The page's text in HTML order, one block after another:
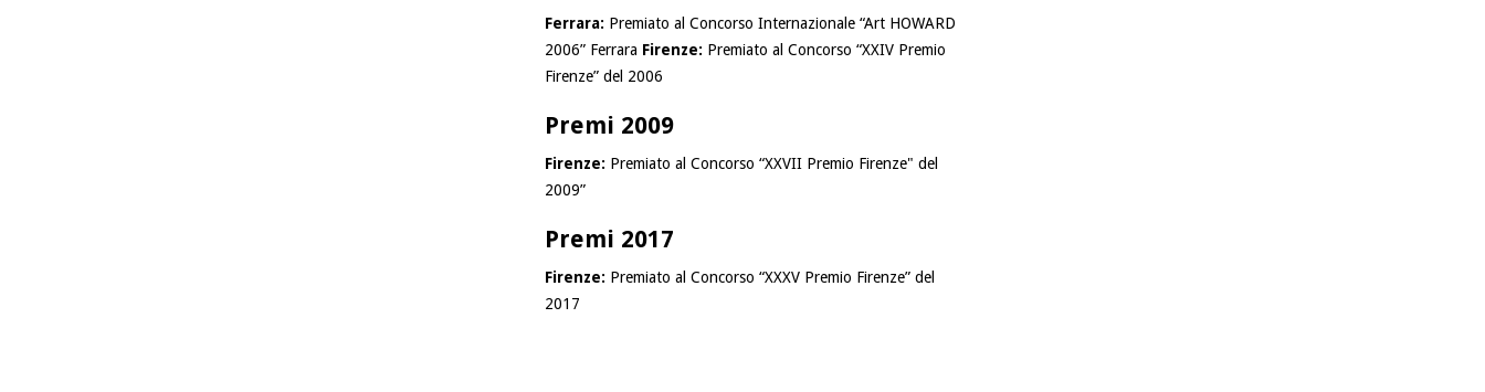
Ferrara: Premiato al Concorso Internazionale “Art HOWARD
2006” Ferrara Firenze: Premiato al Concorso “XXIV Premio
Firenze” del 2006
Premi 2009
Firenze: Premiato al Concorso “XXVII Premio Firenze" del
2009”
Premi 2017
Firenze: Premiato al Concorso “XXXV Premio Firenze” del
2017